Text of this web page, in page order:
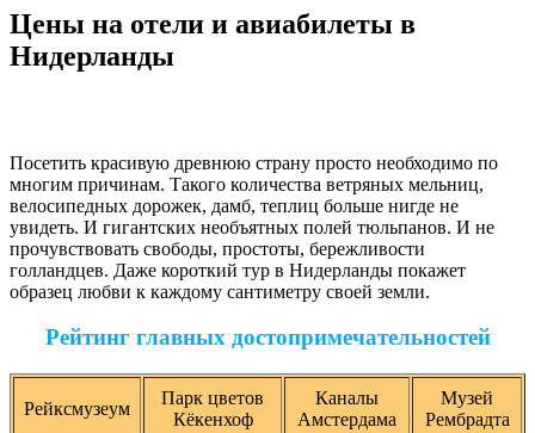
Цены на отели и авиабилеты в
Нидерланды
Посетить красивую древнюю страну просто необходимо по
многим причинам. Такого количества ветряных мельниц,
велосипедных дорожек, дамб, теплиц больше нигде не
увидеть. И гигантских необъятных полей тюльпанов. И не
прочувствовать свободы, простоты, бережливости
голландцев. Даже короткий тур в Нидерланды покажет
образец любви к каждому сантиметру своей земли.
Рейтинг главных достопримечательностей
Рейксмузеум
Парк цветов
Кёкенхоф
Каналы
Амстердама
Музей
Рембрадта